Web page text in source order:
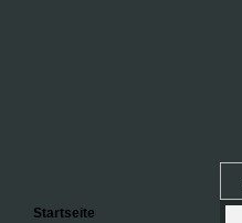
Startseite